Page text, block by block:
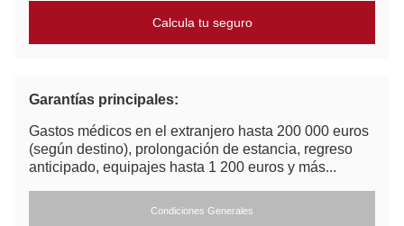
Calcula tu seguro
Garantías principales:
Gastos médicos en el extranjero hasta 200 000 euros
(según destino), prolongación de estancia, regreso
anticipado, equipajes hasta 1 200 euros y más...
Condiciones Generales